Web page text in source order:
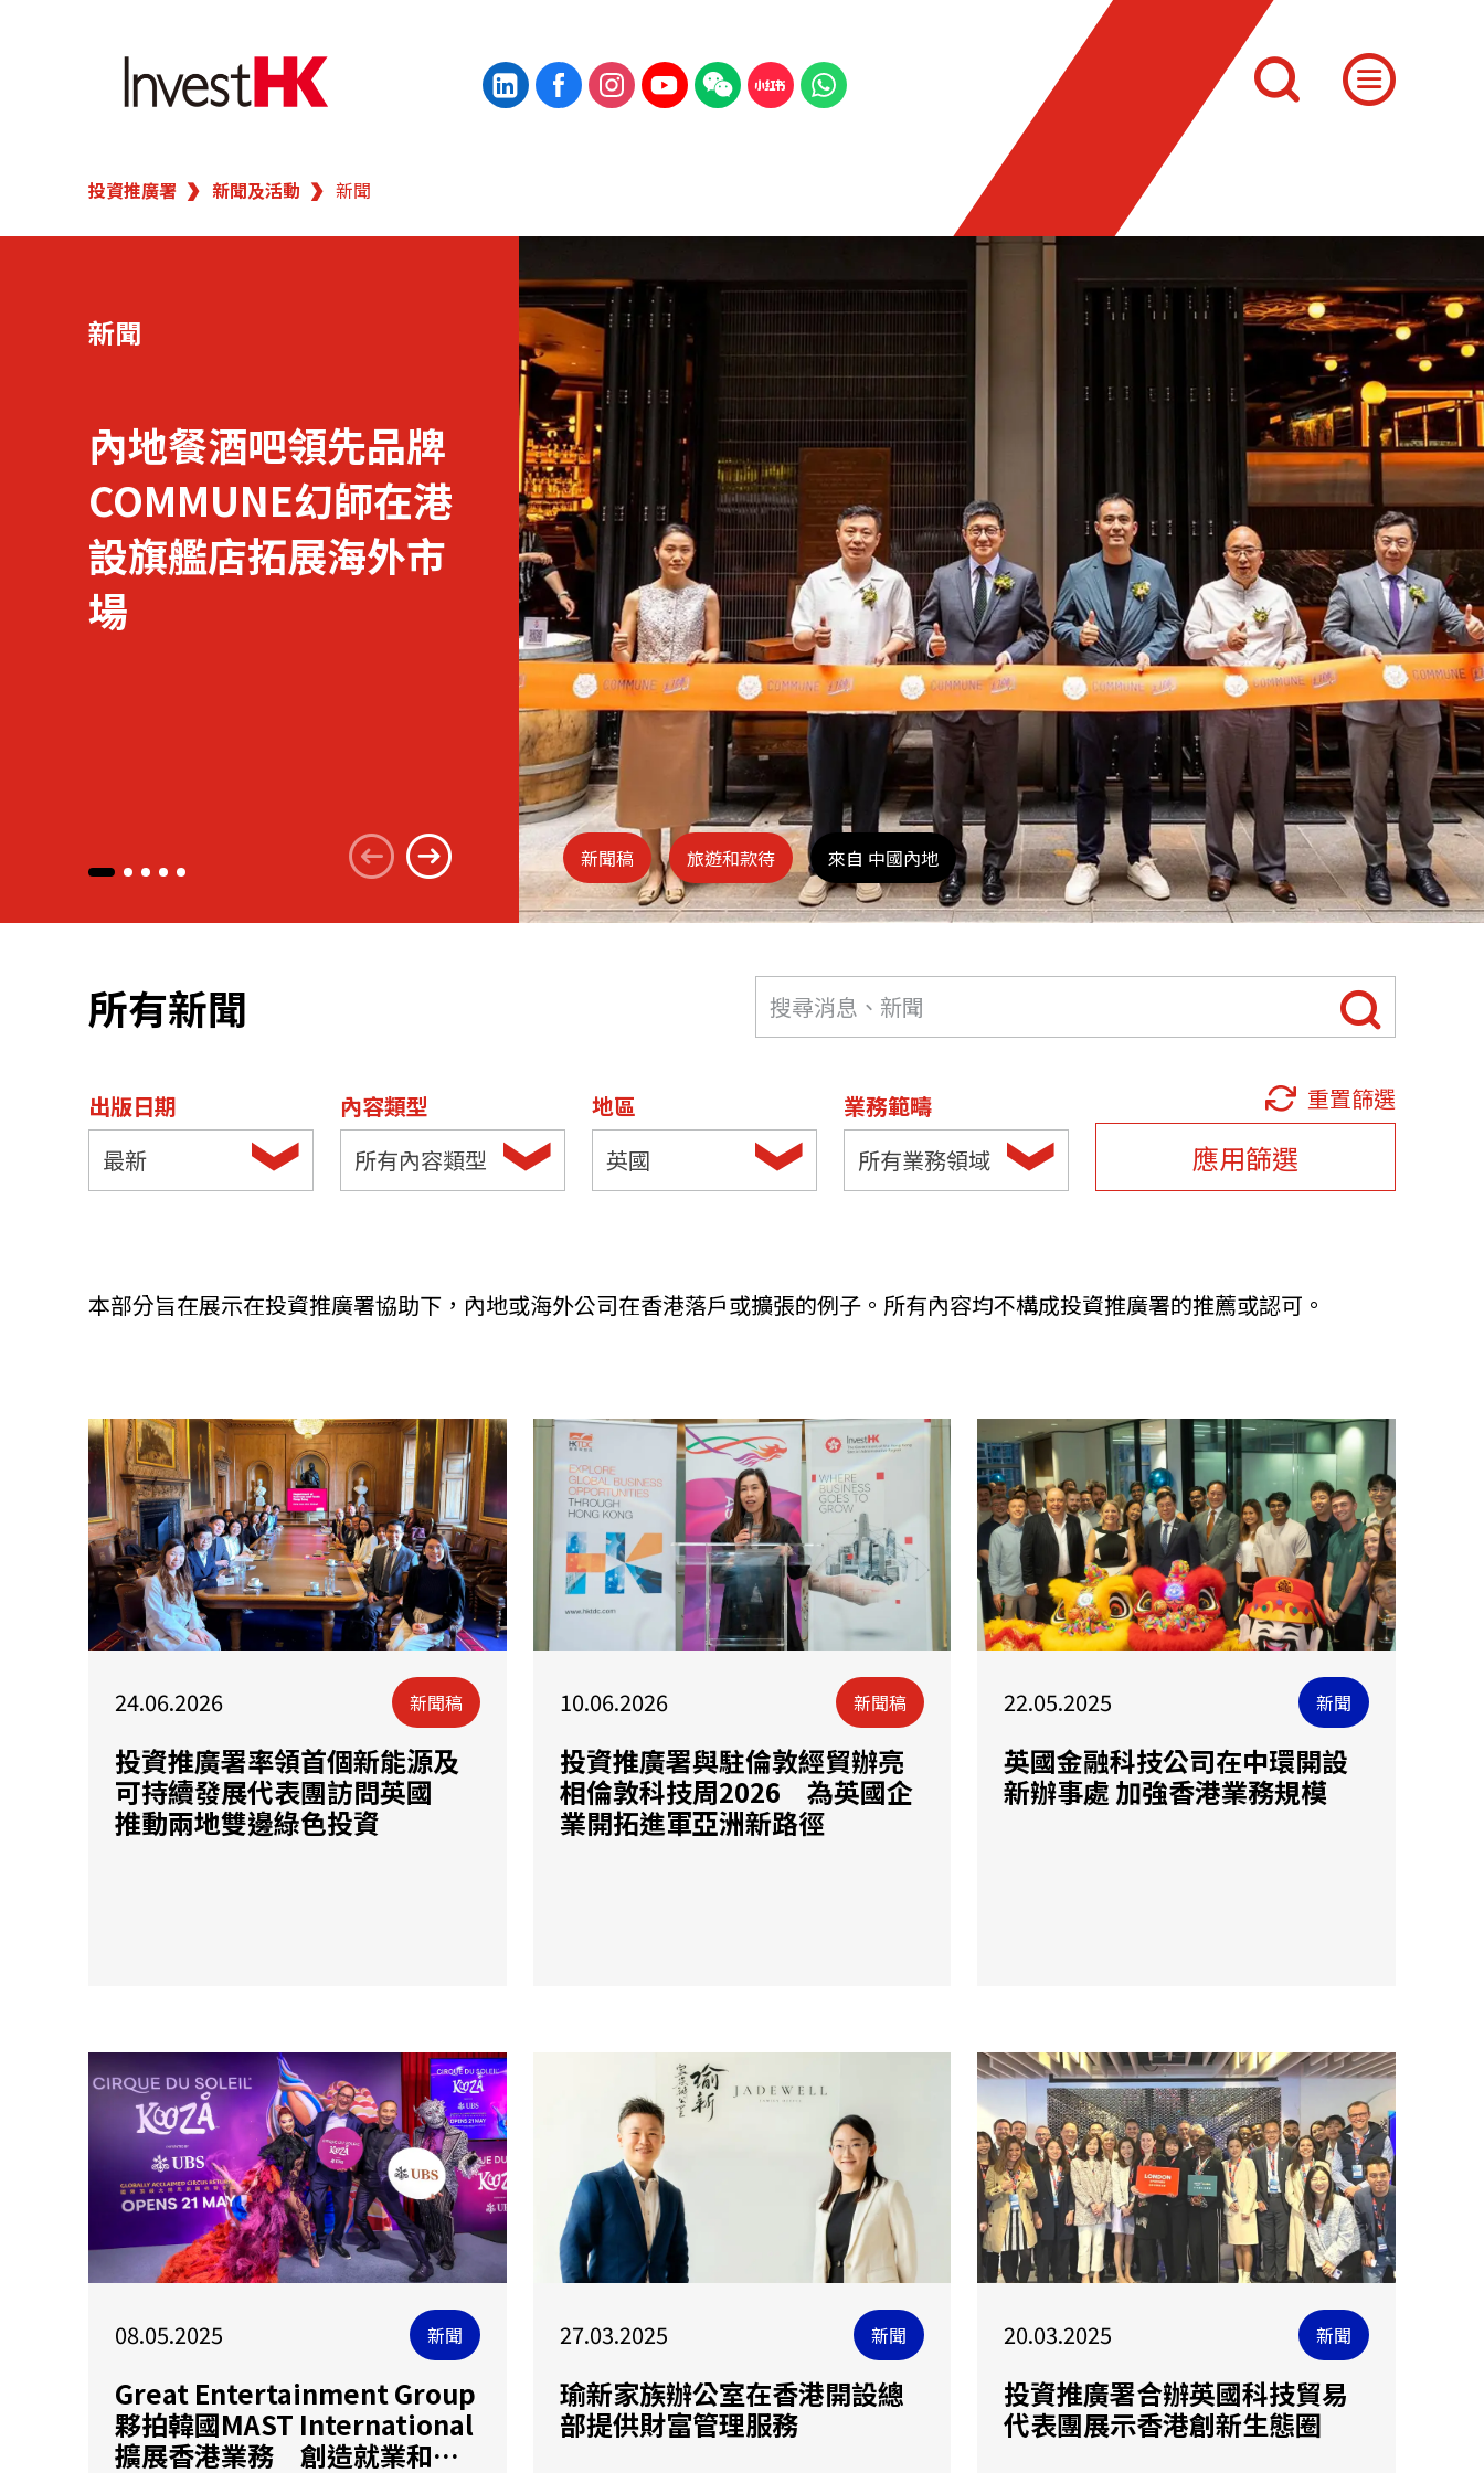
繁 简
香港營商優勢
業務領域
在港開業
關於我們
推薦表格 其他語文內容 招聘
關聯網站
投資推廣署 新聞及活動 新聞
新聞稿 旅遊和款待 來自 中國內地
新聞
內地餐酒吧領先品牌
COMMUNE幻師在港
設旗艦店拓展海外市
場
所有新聞
出版日期
最新
內容類型
所有內容類型
地區
英國
業務範疇
所有業務領域
重置篩選
應用篩選
本部分旨在展示在投資推廣署協助下，內地或海外公司在香港落戶或擴張的例子。所有內容均不構成投資推廣署的推薦或認可。
24.06.2026 新聞稿
投資推廣署率領首個新能源及
可持續發展代表團訪問英國
推動兩地雙邊綠色投資
10.06.2026 新聞稿
投資推廣署與駐倫敦經貿辦亮
相倫敦科技周2026 為英國企
業開拓進軍亞洲新路徑
22.05.2025 新聞
英國金融科技公司在中環開設
新辦事處 加強香港業務規模
08.05.2025 新聞
Great Entertainment Group
夥拍韓國MAST International
擴展香港業務 創造就業和促
27.03.2025 新聞
瑜新家族辦公室在香港開設總
部提供財富管理服務
20.03.2025 新聞
投資推廣署合辦英國科技貿易
代表團展示香港創新生態圈